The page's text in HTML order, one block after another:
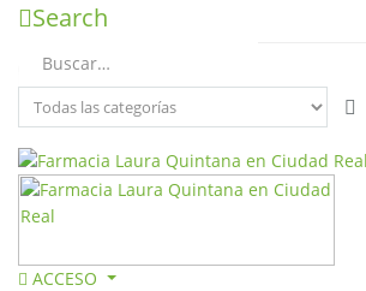
Search
ACCESO